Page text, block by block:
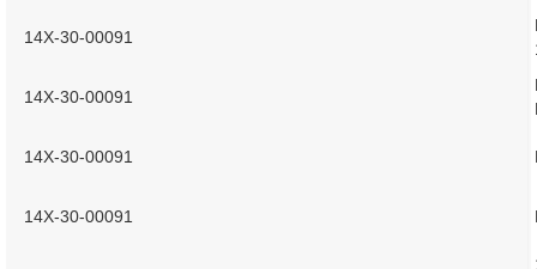
14X-30-00091
14X-30-00091
14X-30-00091
14X-30-00091